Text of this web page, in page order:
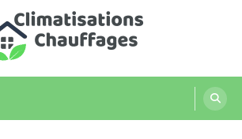
Climatisations chauffages